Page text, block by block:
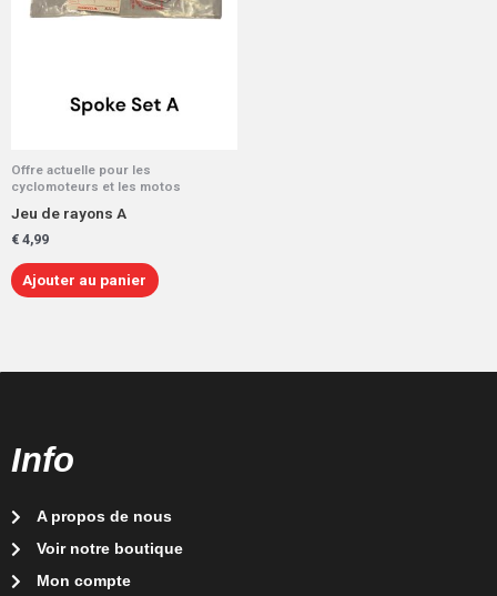
Offre actuelle pour les
cyclomoteurs et les motos
Jeu de rayons A
€ 4,99
Ajouter au panier
Info
A propos de nous
Voir notre boutique
Mon compte